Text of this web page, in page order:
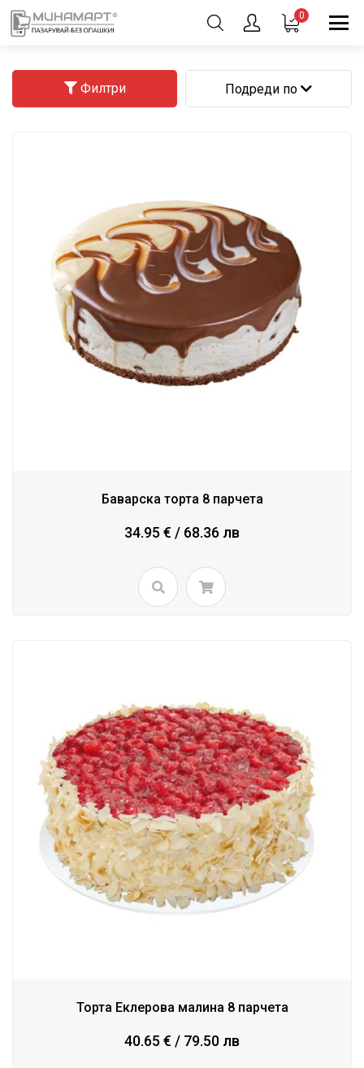
0
Филтри Подреди по
Баварска торта 8 парчета
34.95 € / 68.36 лв
Торта Еклерова малина 8 парчета
40.65 € / 79.50 лв